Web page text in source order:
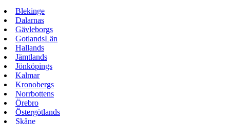
Blekinge
Dalarnas
Gävleborgs
GotlandsLän
Hallands
Jämtlands
Jönköpings
Kalmar
Kronobergs
Norrbottens
Örebro
Östergötlands
Skåne